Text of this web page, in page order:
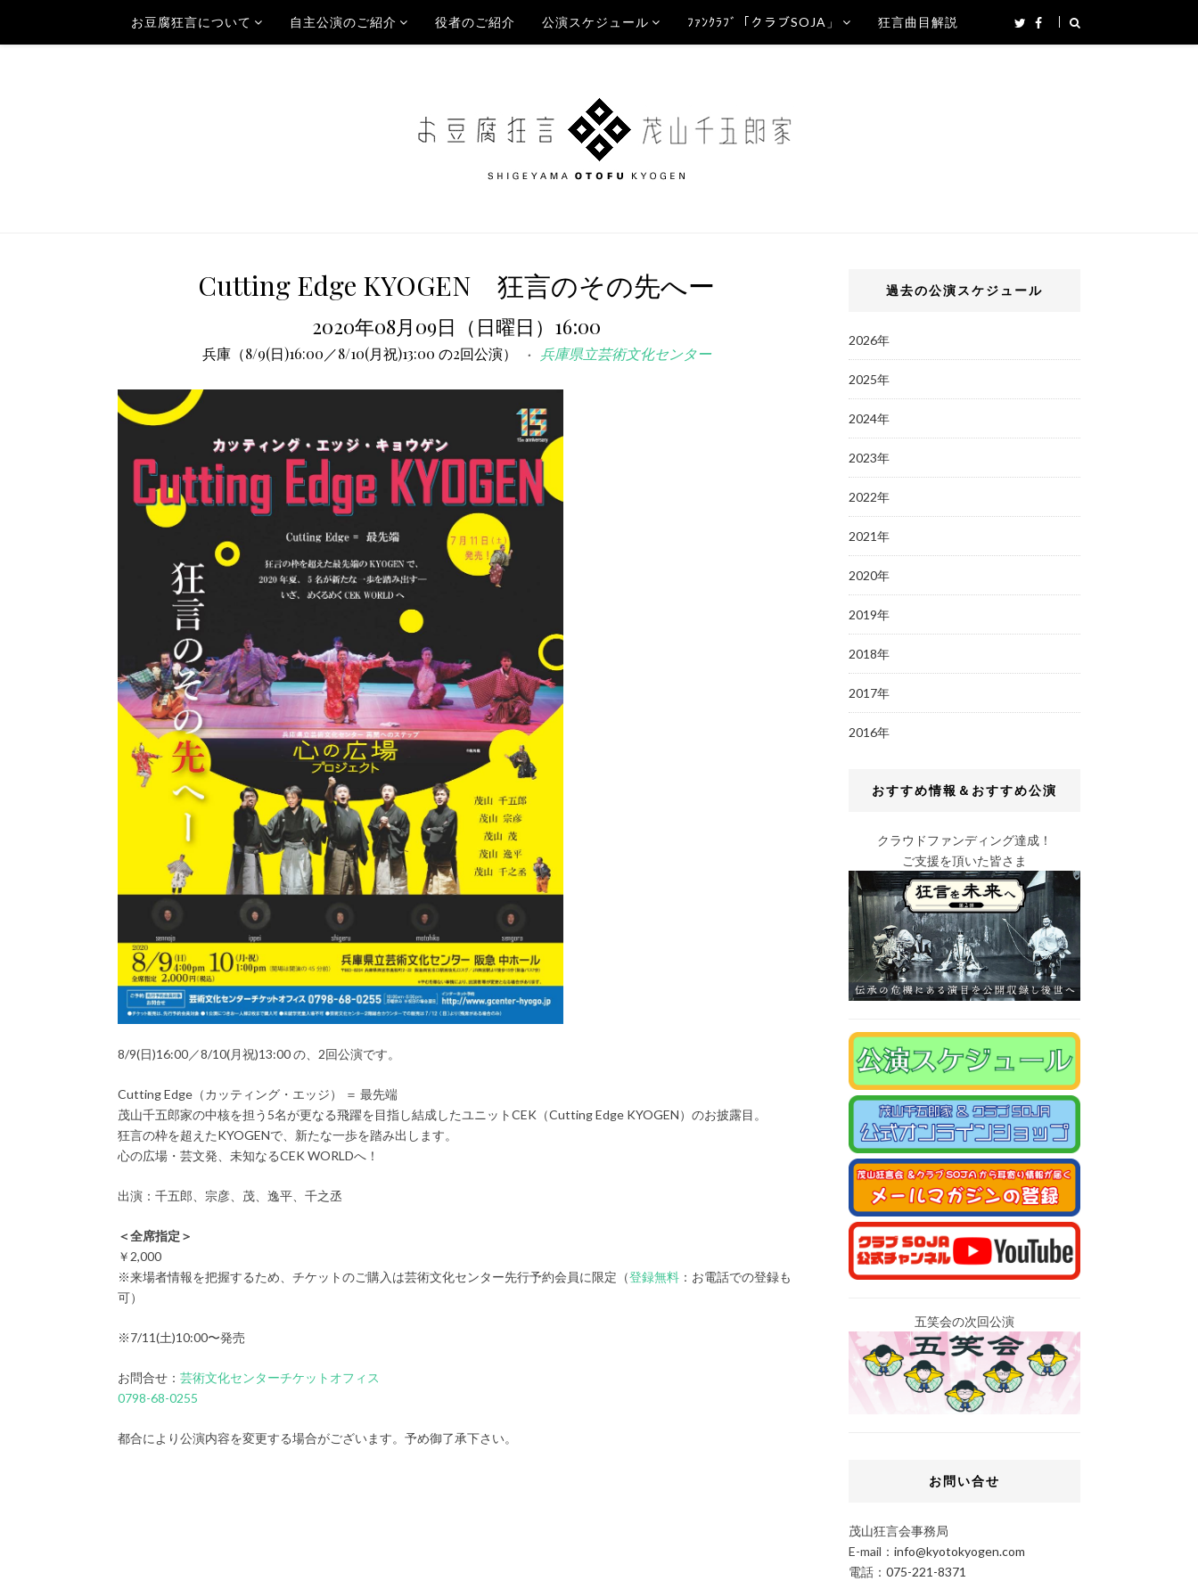
お豆腐狂言について 自主公演のご紹介 役者のご紹介 公演スケジュール ﾌｧﾝｸﾗﾌﾞ「クラブSOJA」 狂言曲目解説
Cutting Edge KYOGEN 狂言のその先へー
2020年08月09日（日曜日）16:00
兵庫（8/9(日)16:00／8/10(月祝)13:00 の2回公演） 兵庫県立芸術文化センター
8/9(日)16:00／8/10(月祝)13:00 の、2回公演です。
Cutting Edge（カッティング・エッジ） ＝ 最先端
茂山千五郎家の中核を担う5名が更なる飛躍を目指し結成したユニットCEK（Cutting Edge KYOGEN）のお披露目。
狂言の枠を超えたKYOGENで、新たな一歩を踏み出します。
心の広場・芸文発、未知なるCEK WORLDへ！
出演：千五郎、宗彦、茂、逸平、千之丞
＜全席指定＞
￥2,000
※来場者情報を把握するため、チケットのご購入は芸術文化センター先行予約会員に限定（登録無料 ：お電話での登録も
可）
※7/11(土)10:00〜発売
お問合せ： 芸術文化センターチケットオフィス
0798-68-0255
都合により公演内容を変更する場合がございます。予め御了承下さい。
過去の公演スケジュール
2026年
2025年
2024年
2023年
2022年
2021年
2020年
2019年
2018年
2017年
2016年
おすすめ情報＆おすすめ公演
クラウドファンディング達成！
ご支援を頂いた皆さま
五笑会の次回公演
お問い合せ
茂山狂言会事務局
E-mail： info@kyotokyogen.com
電話： 075-221-8371